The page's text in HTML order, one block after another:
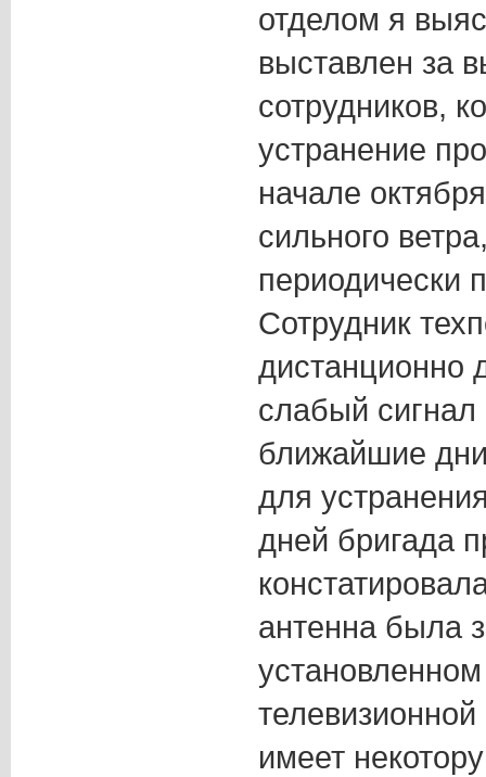
отделом я
выставлен за
сотрудников,
устранение
начале
сильного
периодически
Сотрудник
дистанционно
слабый
ближайшие
для
дней бригада
антенна была
имеет